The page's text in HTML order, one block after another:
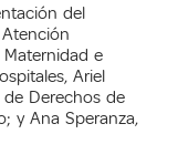
del
e
Ariel
Derechos de
y Ana Speranza,